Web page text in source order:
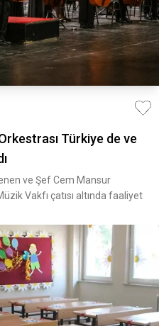
Türkiye de ve
ve Şef Cem Mansur
Vakfı çatısı altında faaliyet